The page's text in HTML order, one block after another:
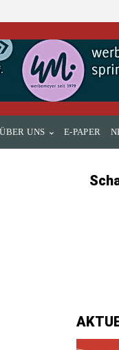
ÜBER UNS E-PAPER